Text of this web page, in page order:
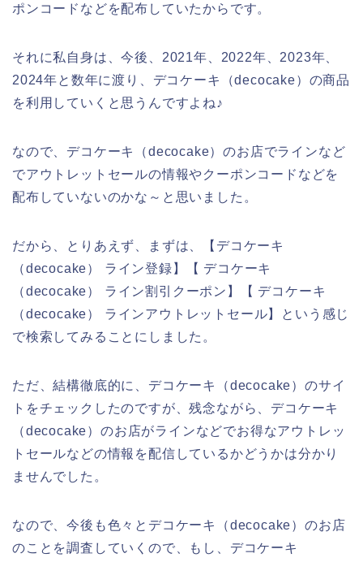
ポンコードなどを配布していたからです。
それに私自身は、今後、2021年、2022年、2023年、
2024年と数年に渡り、デコケーキ（decocake）の商品
を利用していくと思うんですよね♪
なので、デコケーキ（decocake）のお店でラインなど
でアウトレットセールの情報やクーポンコードなどを
配布していないのかな～と思いました。
だから、とりあえず、まずは、【デコケーキ
（decocake） ライン登録】【 デコケーキ
（decocake） ライン割引クーポン】【 デコケーキ
（decocake） ラインアウトレットセール】という感じ
で検索してみることにしました。
ただ、結構徹底的に、デコケーキ（decocake）のサイ
トをチェックしたのですが、残念ながら、デコケーキ
（decocake）のお店がラインなどでお得なアウトレッ
トセールなどの情報を配信しているかどうかは分かり
ませんでした。
なので、今後も色々とデコケーキ（decocake）のお店
のことを調査していくので、もし、デコケーキ